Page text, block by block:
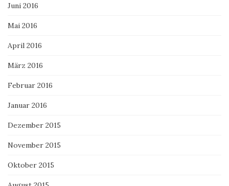
Juni 2016
Mai 2016
April 2016
März 2016
Februar 2016
Januar 2016
Dezember 2015
November 2015
Oktober 2015